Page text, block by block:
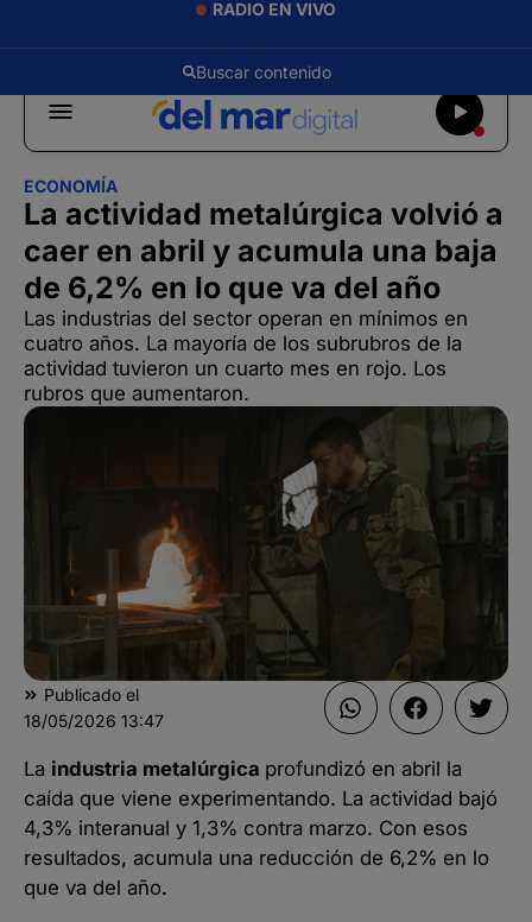
RADIO EN VIVO
ECONOMÍA
La actividad metalúrgica volvió a
caer en abril y acumula una baja
de 6,2% en lo que va del año
Las industrias del sector operan en mínimos en
cuatro años. La mayoría de los subrubros de la
actividad tuvieron un cuarto mes en rojo. Los
rubros que aumentaron.
Publicado el
18/05/2026 13:47
La industria metalúrgica profundizó en abril la
caída que viene experimentando. La actividad bajó
4,3% interanual y 1,3% contra marzo. Con esos
resultados, acumula una reducción de 6,2% en lo
que va del año.